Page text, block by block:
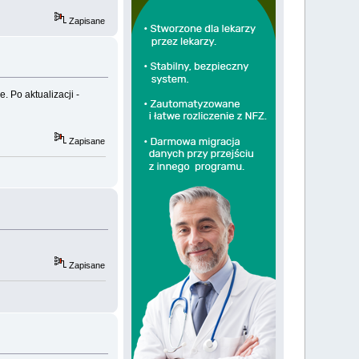
Zapisane
Po aktualizacji -
Zapisane
Zapisane